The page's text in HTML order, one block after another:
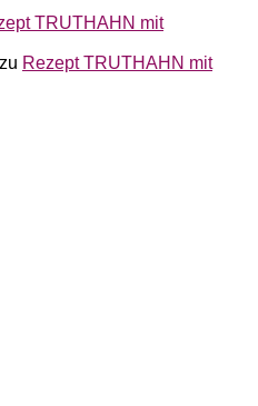
TRUTHAHN mit
zu Rezept TRUTHAHN mit